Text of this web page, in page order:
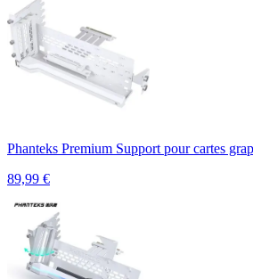
Phanteks Premium Support pour cartes
89,99 €